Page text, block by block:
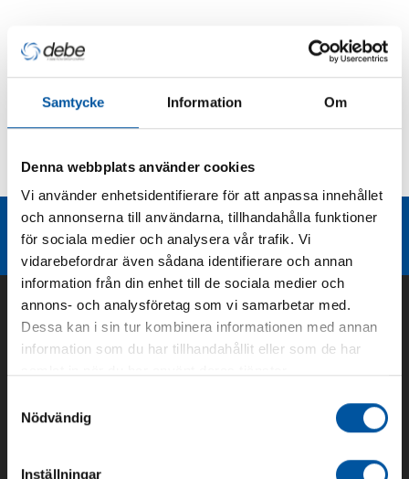
Samtycke Information Om
Denna webbplats använder cookies
Vi använder enhetsidentifierare för att anpassa innehållet
och annonserna till användarna, tillhandahålla funktioner
för sociala medier och analysera vår trafik. Vi
vidarebefordrar även sådana identifierare och annan
information från din enhet till de sociala medier och
annons- och analysföretag som vi samarbetar med.
Dessa kan i sin tur kombinera informationen med annan
information som du har tillhandahållit eller som de har
Nödvändig
Inställningar
Produktbeskrivning
Kurvor
Liknande produktgrupper